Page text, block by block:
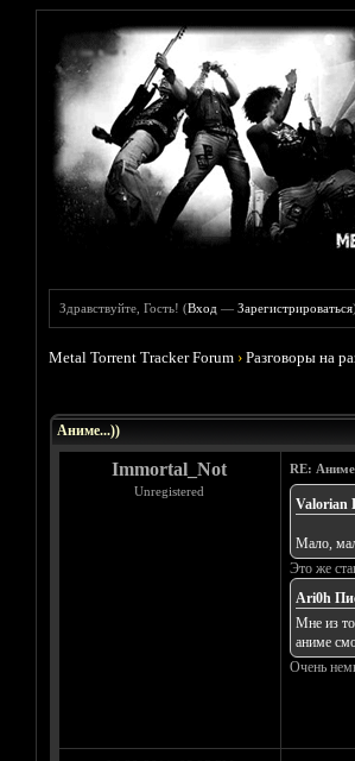
Здравствуйте, Гость! (Вход —Зарегистрироваться
Metal Torrent Tracker Forum ›Разговоры на
Аниме...))
Immortal_Not
Unregistered
RE:
Valorian
Мало,
Это же
Ari0h
Мне из
аниме
Очень